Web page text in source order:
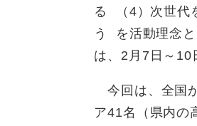
る （4）次世代
う を活動理念
は、2月7日～10
今回は、全国
ア41名（県内の